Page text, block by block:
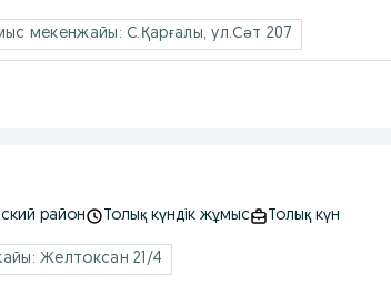
мекенжайы: С.Қарғалы, ул.Сәт 207
район Толық күндік жұмыс Толық күн
Желтоксан 21/4